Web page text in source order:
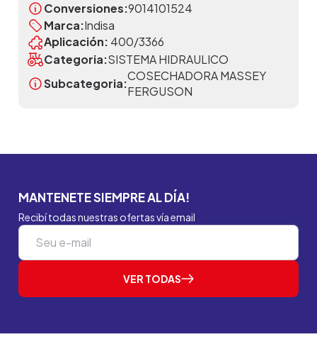
Conversiones:9014101524
Marca:Indisa
Aplicación: 400/3366
Categoria:SISTEMA HIDRAULICO
Subcategoria:
COSECHADORA MASSEY
FERGUSON
MANTENETE SIEMPRE AL DÍA!
Recibí todas nuestras ofertas vía email
VER TODAS